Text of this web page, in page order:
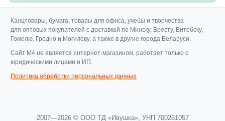
Канцтовары, бумага, товары для офиса, учебы и творчества
для оптовых покупателей с доставкой по Минску, Бресту, Витебску,
Гомелю, Гродно и Могилеву, а также в другие города Беларуси.
Cайт M4 не является интернет-магазином, работает только с
юридическими лицами и ИП.
Политика обработки персональных данных
2007—2026 © ООО ТД «Ивушка», УНП 700261057